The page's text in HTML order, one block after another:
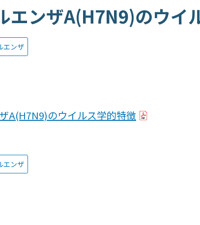
エンザA(H7N9)のウイ
エンザ
A(H7N9)のウイルス学的特徴
エンザ